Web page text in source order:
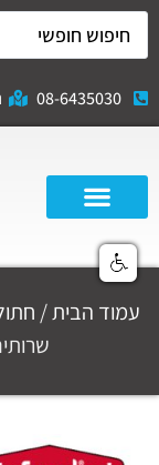
08-6435030
עמוד הבית/